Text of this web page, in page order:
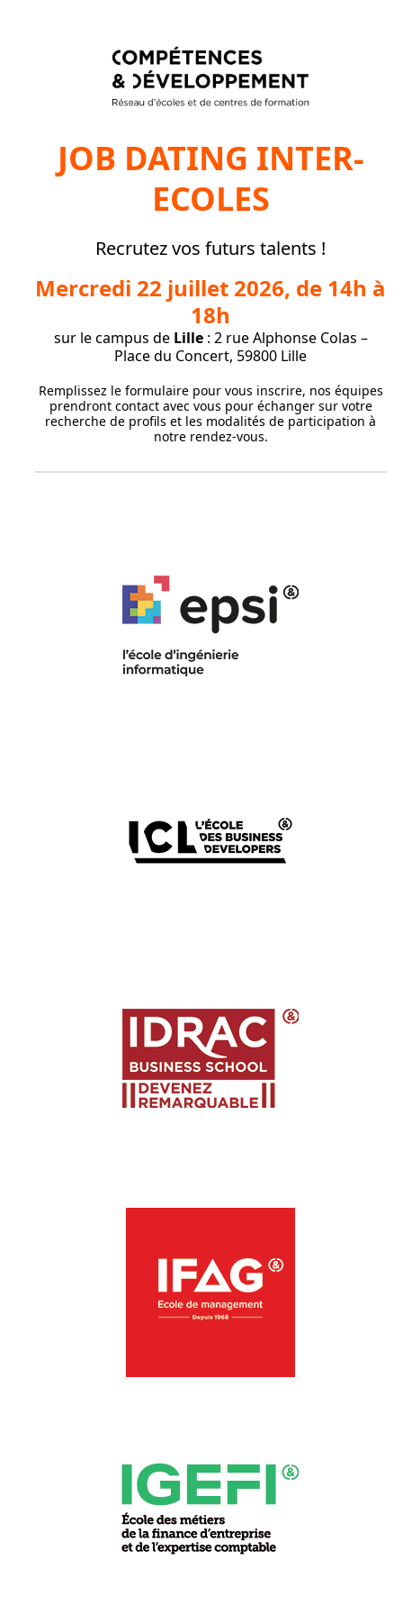
JOB DATING INTER-
ECOLES
Recrutez vos futurs talents !
Mercredi 22 juillet 2026, de 14h à
18h
sur le campus de Lille: 2 rue Alphonse Colas –
Place du Concert, 59800 Lille
Remplissez le formulaire pour vous inscrire, nos équipes
prendront contact avec vous pour échanger sur votre
recherche de profils et les modalités de participation à
notre rendez-vous.